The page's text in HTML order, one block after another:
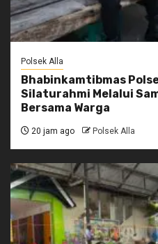
Polsek Alla
Bhabinkamtibmas
Silaturahmi Melalui
Bersama Warga
20 jam ago Polsek Alla